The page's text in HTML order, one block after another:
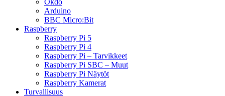
Okdo
Arduino
BBC Micro:Bit
Raspberry
Raspberry Pi 5
Raspberry Pi 4
Raspberry Pi – Tarvikkeet
Raspberry Pi SBC – Muut
Raspberry Pi Näytöt
Raspberry Kamerat
Turvallisuus